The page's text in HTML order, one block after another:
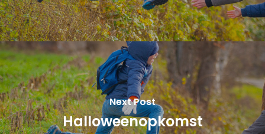
Next Post
Halloweenopkomst